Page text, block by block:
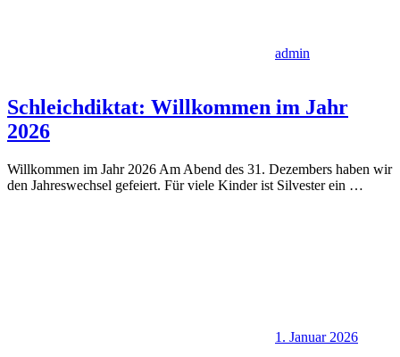
admin
Schleichdiktat: Willkommen im Jahr
2026
Willkommen im Jahr 2026 Am Abend des 31. Dezembers haben wir
den Jahreswechsel gefeiert. Für viele Kinder ist Silvester ein …
1. Januar 2026